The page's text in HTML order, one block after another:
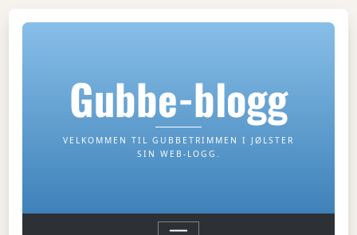
Gubbe-blogg
VELKOMMEN TIL GUBBETRIMMEN I JØLSTER
SIN WEB-LOGG.